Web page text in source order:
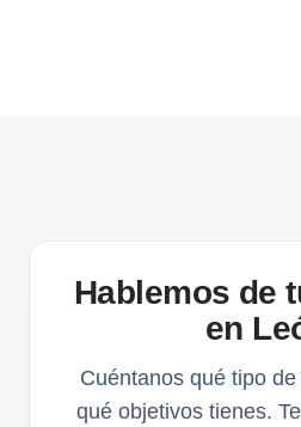
Hablemos de
en
Cuéntanos qué tipo
qué objetivos tienes.